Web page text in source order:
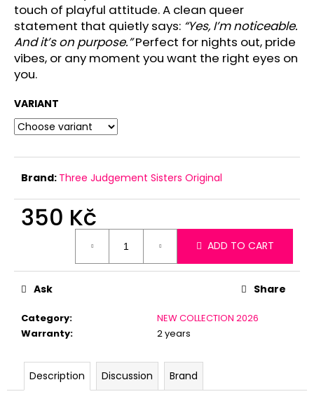
touch of playful attitude. A clean queer
statement that quietly says: “Yes, I’m noticeable.
And it’s on purpose.”Perfect for nights out, pride
vibes, or any moment you want the right eyes on
you.
VARIANT
Brand: Three Judgement Sisters Original
350 Kč
ADD TO CART
Category:
NEW COLLECTION 2026
Warranty: 2 years
Ask Share
Description Discussion Brand
W
e
r
e
c
o
m
e
d